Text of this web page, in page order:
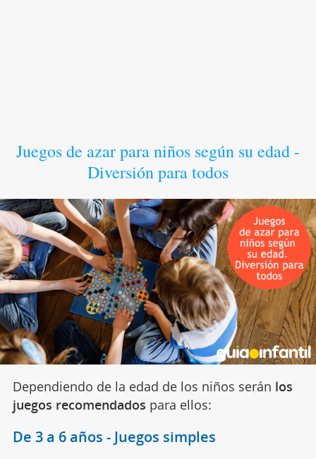
Juegos de azar para niños según su edad -
Diversión para todos
Dependiendo de la edad de los niños serán los
juegos recomendados para ellos:
De 3 a 6 años - Juegos simples